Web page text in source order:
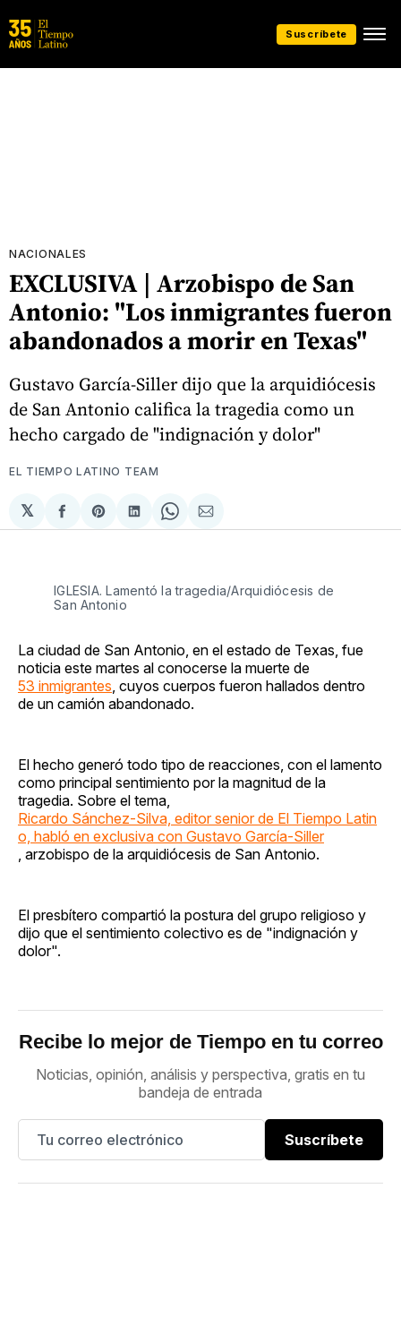
Suscríbete
NACIONALES
EXCLUSIVA | Arzobispo de San
Antonio: "Los inmigrantes fueron
abandonados a morir en Texas"
Gustavo García-Siller dijo que la arquidiócesis
de San Antonio califica la tragedia como un
hecho cargado de "indignación y dolor"
EL TIEMPO LATINO TEAM
𝕏
Compartir
en
Share
on
Compartir
en
Share
on
Compartir
via
IGLESIA. Lamentó la tragedia/Arquidiócesis de
San Antonio
La ciudad de San Antonio, en el estado de Texas, fue
noticia este martes al conocerse la muerte de
53 inmigrantes , cuyos cuerpos fueron hallados dentro
de un camión abandonado.
El hecho generó todo tipo de reacciones, con el lamento
como principal sentimiento por la magnitud de la
tragedia. Sobre el tema,
Ricardo Sánchez-Silva, editor senior de El Tiempo Latin
o, habló en exclusiva con Gustavo García-Siller
, arzobispo de la arquidiócesis de San Antonio.
El presbítero compartió la postura del grupo religioso y
dijo que el sentimiento colectivo es de "indignación y
dolor".
Recibe lo mejor de Tiempo en tu correo
Noticias, opinión, análisis y perspectiva, gratis en tu
bandeja de entrada
Suscríbete